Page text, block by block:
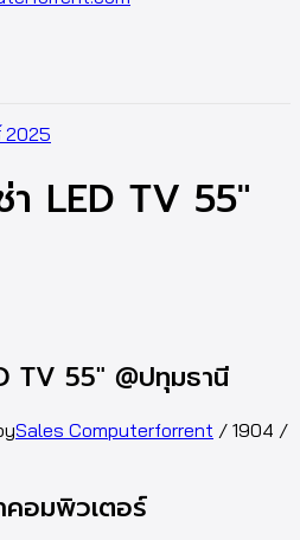
2025
LED TV 55″
TV 55″ @ปทุมธานี
Sales Computerforrent / 1904 /
คอมพิวเตอร์